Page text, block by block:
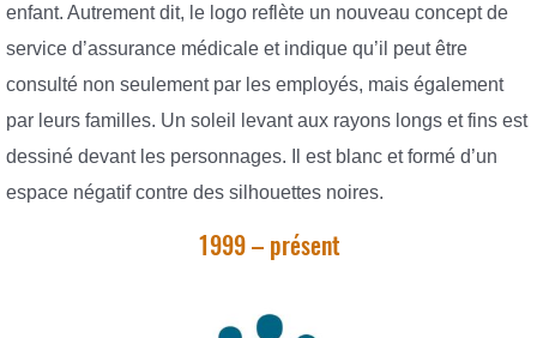
enfant. Autrement dit, le logo reflète un nouveau concept de
service d’assurance médicale et indique qu’il peut être
consulté non seulement par les employés, mais également
par leurs familles. Un soleil levant aux rayons longs et fins est
dessiné devant les personnages. Il est blanc et formé d’un
espace négatif contre des silhouettes noires.
1999 – présent